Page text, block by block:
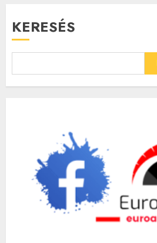
KERESÉS